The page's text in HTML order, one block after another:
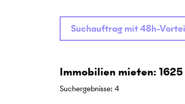
Suchauftrag mit 48h-
Immobilien mieten:
Suchergebnisse: 4